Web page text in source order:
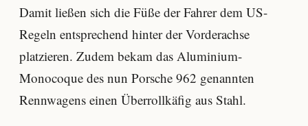
Damit ließen sich die Füße der Fahrer dem US-
Regeln entsprechend hinter der Vorderachse
platzieren. Zudem bekam das Aluminium-
Monocoque des nun Porsche 962 genannten
Rennwagens einen Überrollkäfig aus Stahl.